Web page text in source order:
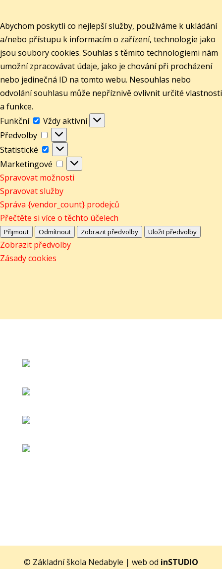
Abychom poskytli co nejlepší služby, používáme k ukládání
a/nebo přístupu k informacím o zařízení, technologie jako
jsou soubory cookies. Souhlas s těmito technologiemi nám
umožní zpracovávat údaje, jako je chování při procházení
nebo jedinečná ID na tomto webu. Nesouhlas nebo
odvolání souhlasu může nepříznivě ovlivnit určité vlastnosti
a funkce.
Funkční
Funkční
Vždy aktivní
Předvolby
Předvolby
Statistické
Statistické
Marketingové
Marketingové
Spravovat možnosti
Spravovat služby
Správa {vendor_count} prodejců
Přečtěte si více o těchto účelech
Přijmout Odmítnout Zobrazit předvolby Uložit předvolby
Zobrazit předvolby
Zásady cookies
© Základní škola Nedabyle | web od inSTUDIO